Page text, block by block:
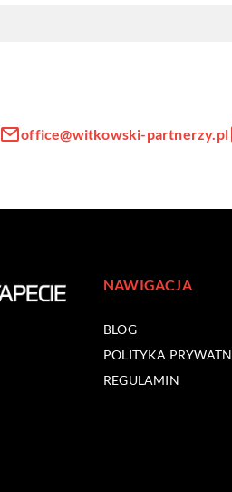
office@witkowski-partnerzy.pl
NAWIGACJA
BLOG
POLITYKA
REGULAMIN